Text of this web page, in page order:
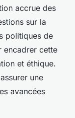
accrue des
sur la
politiques de
encadrer cette
et éthique.
une
avancées